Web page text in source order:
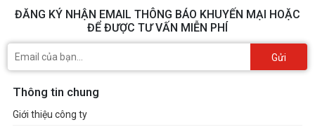
ĐĂNG KÝ NHẬN EMAIL THÔNG BÁO KHUYẾN MẠI HOẶC
ĐỂ ĐƯỢC TƯ VẤN MIỄN PHÍ
Gửi
Thông tin chung
Giới thiệu công ty